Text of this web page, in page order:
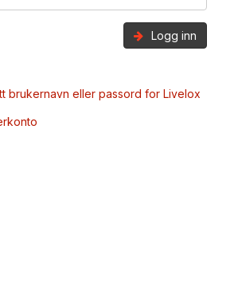
Logg inn
brukernavn eller passord for Livelox